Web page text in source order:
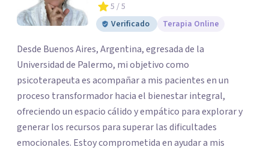
5 / 5
Verificado
Terapia Online
Desde Buenos Aires, Argentina, egresada de la
Universidad de Palermo, mi objetivo como
psicoterapeuta es acompañar a mis pacientes en un
proceso transformador hacia el bienestar integral,
ofreciendo un espacio cálido y empático para explorar y
generar los recursos para superar las dificultades
emocionales. Estoy comprometida en ayudar a mis